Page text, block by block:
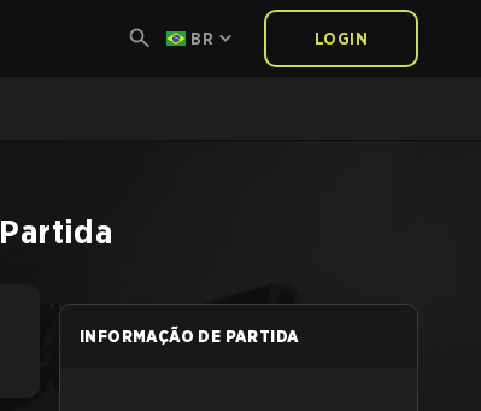
BR LOGIN
Partida
INFORMAÇÃO DE PARTIDA